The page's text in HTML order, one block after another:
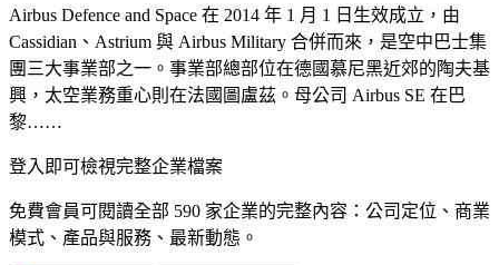
Airbus Defence and Space 在 2014 年 1 月 1 日生效成立，由
Cassidian、Astrium 與 Airbus Military 合併而來，是空中巴士集
團三大事業部之一。事業部總部位在德國慕尼黑近郊的陶夫基
興，太空業務重心則在法國圖盧茲。母公司 Airbus SE 在巴
黎……
登入即可檢視完整企業檔案
免費會員可閱讀全部 590 家企業的完整內容：公司定位、商業
模式、產品與服務、最新動態。